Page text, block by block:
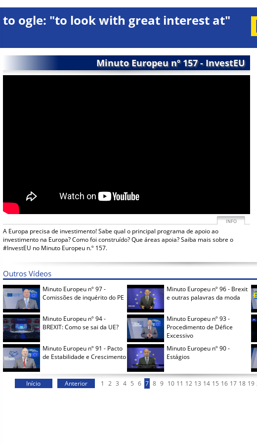
to ogle: "to look with great interest at"
Minuto Europeu nº 157 - InvestEU
INFO
A Europa precisa de investimento! Sabe qual o principal programa de apoio ao
investimento na Europa? Como foi construído? Que áreas apoia? Saiba mais sobre o
#InvestEU no Minuto Europeu n.º 157.
Outros Vídeos
Minuto Europeu nº 97 -
Comissões de inquérito do PE
Minuto Europeu nº 96 - Brexit
e outras palavras da moda
Minuto Europeu nº 94 -
BREXIT: Como se sai da UE?
Minuto Europeu nº 93 -
Procedimento de Défice
Excessivo
Minuto Europeu nº 91 - Pacto
de Estabilidade e Crescimento
Minuto Europeu nº 90 -
Estágios
Início Anterior 1 2 3 4 5 6 7 8 9 10 11 12 13 14 15 16 17 18 19